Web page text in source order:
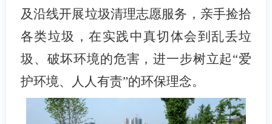
及沿线开展垃圾清理志愿服务，亲手捡拾
各类垃圾，在实践中真切体会到乱丢垃
圾、破坏环境的危害，进一步树立起“爱
护环境、人人有责”的环保理念。